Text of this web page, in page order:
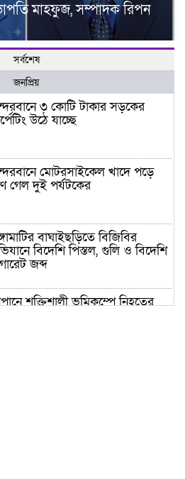
মাহফুজ, সম্পাদক রিপন
সর্বশেষ
জনপ্রিয়
৩ কোটি টাকার সড়কের
উঠে যাচ্ছে
মোটরসাইকেল খাদে পড়ে
গেল দুই পর্যটকের
বাঘাইছড়িতে বিজিবির
বিদেশি পিস্তল, গুলি ও বিদেশি
জব্দ
শক্তিশালী ভূমিকম্পে নিহতের